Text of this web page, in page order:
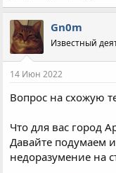
Gn0m
Известный
14 Июн 2022
Вопрос на схожую
Что для вас город
Давайте подумаем
недоразумение на